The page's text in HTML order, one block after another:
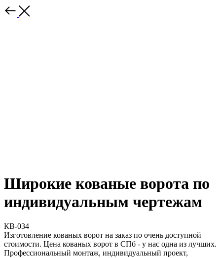
Широкие кованые ворота по
индивидуальным чертежам
КВ-034
Изготовление кованых ворот на заказ по очень доступной
стоимости. Цена кованых ворот в СПб - у нас одна из лучших.
Профессиональный монтаж, индивидуальный проект,